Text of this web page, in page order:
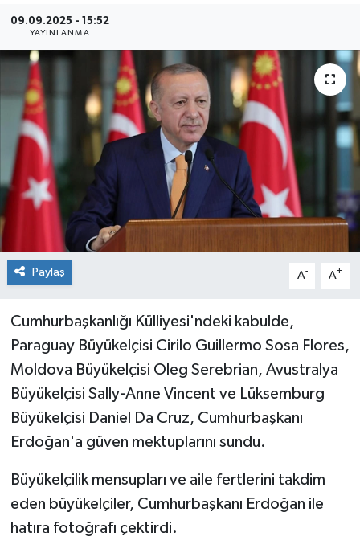
09.09.2025 - 15:52
YAYINLANMA
Paylaş A- A+
Cumhurbaşkanlığı Külliyesi'ndeki kabulde,
Paraguay Büyükelçisi Cirilo Guillermo Sosa Flores,
Moldova Büyükelçisi Oleg Serebrian, Avustralya
Büyükelçisi Sally-Anne Vincent ve Lüksemburg
Büyükelçisi Daniel Da Cruz, Cumhurbaşkanı
Erdoğan'a güven mektuplarını sundu.
Büyükelçilik mensupları ve aile fertlerini takdim
eden büyükelçiler, Cumhurbaşkanı Erdoğan ile
hatıra fotoğrafı çektirdi.
Sağlık
Spor
Teknoloji
Türkiye